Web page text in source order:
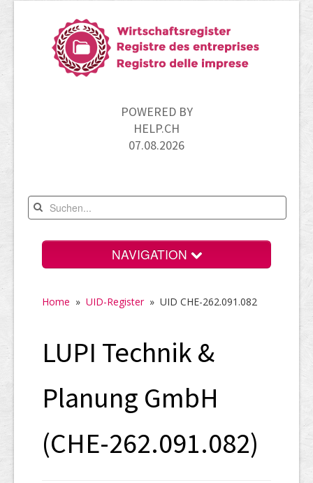
POWERED BY
HELP.CH
07.08.2026
NAVIGATION
Neugründungen
UID-Register
Marken-Register
Home » UID-Register» UID CHE-262.091.082
LUPI Technik &
Planung GmbH
(CHE-262.091.082)